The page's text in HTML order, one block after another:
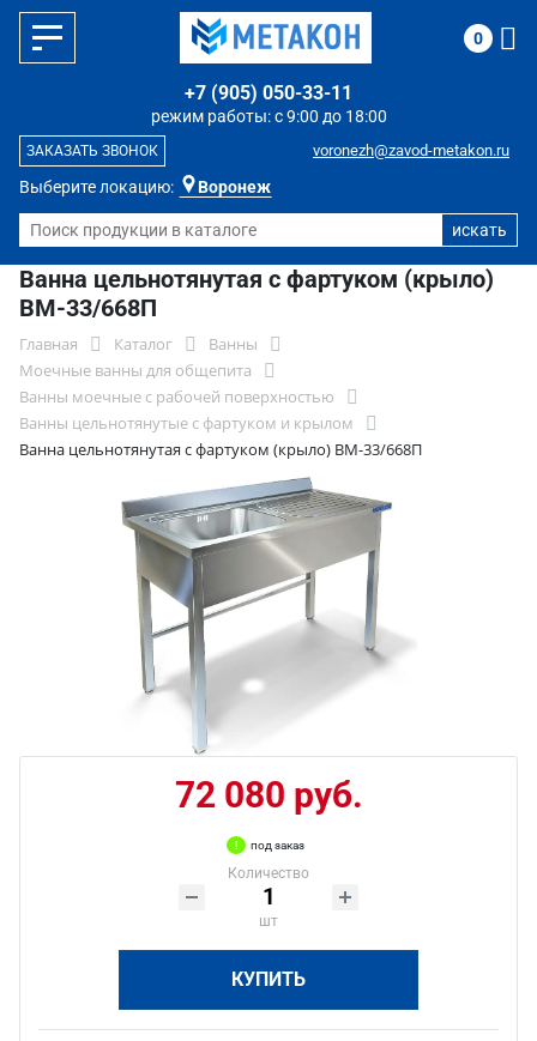
Выберите локацию: Воронеж
режим работы: с 9:00 до 18:00
+7 (905) 050-33-11
voronezh@zavod-metakon.ru
ЗАКАЗАТЬ ЗВОНОК
0
Ванна цельнотянутая с фартуком (крыло)
ВМ-33/668П
Главная Каталог
Ванны
Моечные ванны для общепита
Ванны моечные с рабочей поверхностью
Ванны цельнотянутые с фартуком и крылом
Ванна цельнотянутая с фартуком (крыло) ВМ-33/668П
72 080 руб.
под заказ
Количество
шт
КУПИТЬ